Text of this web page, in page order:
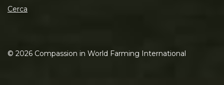
Cerca
© 2026 Compassion in World Farming International